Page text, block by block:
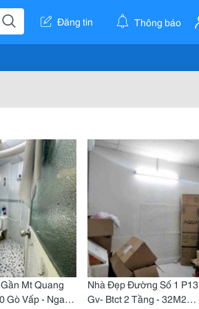
Đăng tin Thông báo
Mt Quang
Gò Vấp - Ngang
Nhà Đẹp Đường Số 1 P13
Gv- Btct 2 Tầng - 32M2